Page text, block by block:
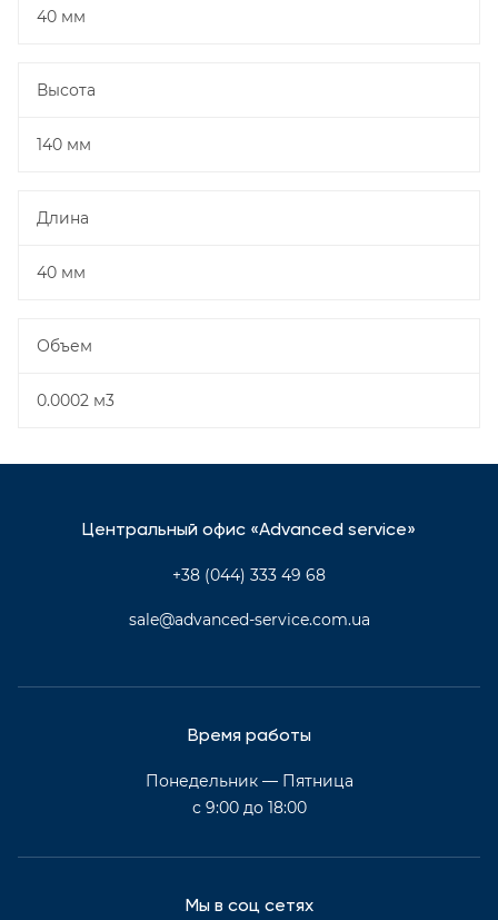
40 мм
Высота
140 мм
Длина
40 мм
Объем
0.0002 м3
Центральный офис «Advanced service»
+38 (044) 333 49 68
sale@advanced-service.com.ua
Время работы
Понедельник — Пятница
с 9:00 до 18:00
Мы в соц сетях